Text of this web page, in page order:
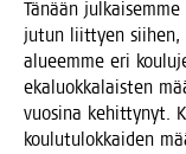
Tänään jul­kai­sem­me
jutun liit­tyen sii­hen,
alu­eem­me eri
eka­luok­ka­lais­ten
vuo­si­na kehit­ty­nyt.
kou­lu­tu­lok­kai­den